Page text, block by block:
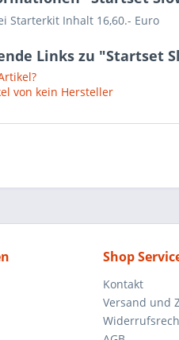
Starterkit Inhalt 16,60.- Euro
Links zu "Startset
von kein Hersteller
Shop
Kontakt
Versand und